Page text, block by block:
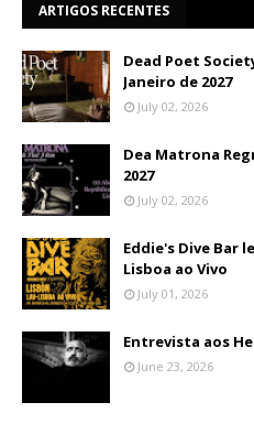
ARTIGOS RECENTES
Dead Poet
Janeiro de 2027
July 02, 2026
Dea Matrona
2027
July 02, 2026
Eddie's Dive Bar
Lisboa ao Vivo
July 01, 2026
Entrevista aos
June 23, 2026